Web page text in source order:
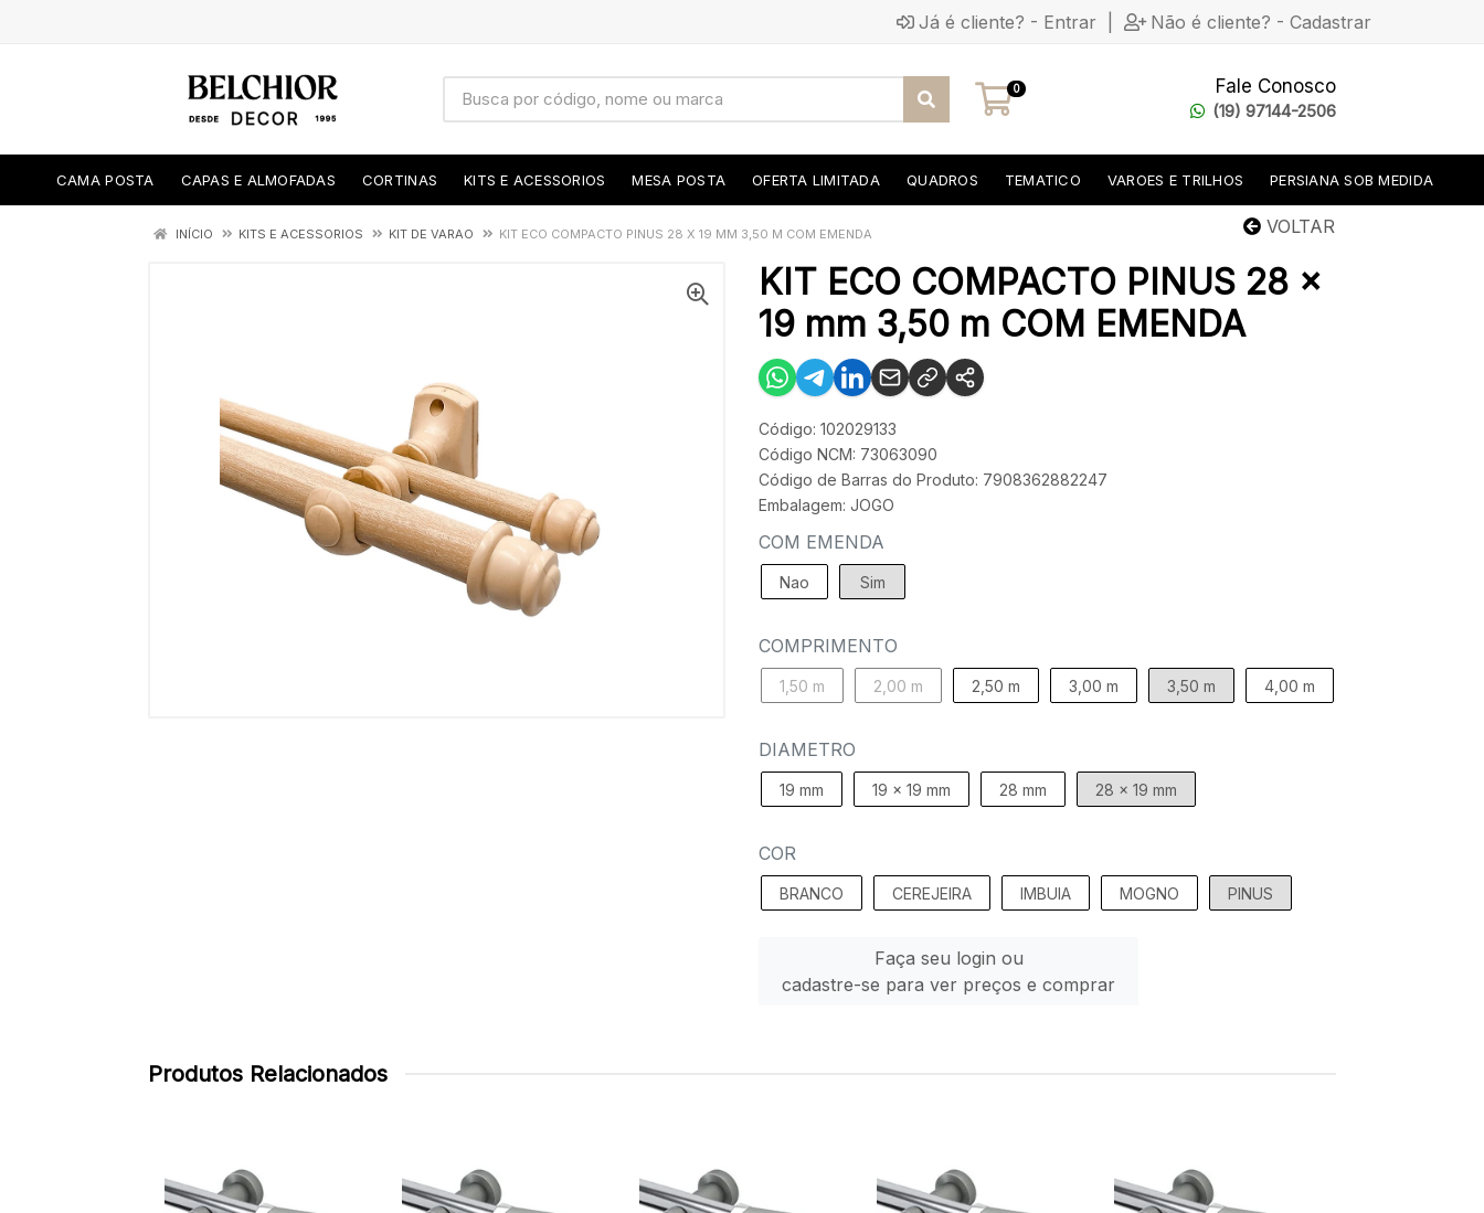
Já é cliente? - Entrar Não é cliente? - Cadastrar
0 Fale Conosco
(19) 97144-2506
CAMA POSTA CAPAS E ALMOFADAS CORTINAS KITS E ACESSORIOS MESA POSTA OFERTA LIMITADA QUADROS TEMATICO VAROES E TRILHOS PERSIANA SOB MEDIDA
VOLTAR
INÍCIO KITS E ACESSORIOS KIT DE VARAO KIT ECO COMPACTO PINUS 28 X 19 MM 3,50 M COM EMENDA
KIT ECO COMPACTO PINUS 28 x
19 mm 3,50 m COM EMENDA
Código: 102029133
Código NCM: 73063090
Código de Barras do Produto: 7908362882247
Embalagem: JOGO
COM EMENDA
Nao Sim
COMPRIMENTO
1,50 m 2,00 m 2,50 m 3,00 m 3,50 m 4,00 m
DIAMETRO
19 mm 19 x 19 mm 28 mm 28 x 19 mm
COR
BRANCO CEREJEIRA IMBUIA MOGNO PINUS
Faça seu login ou
cadastre-se para ver preços e comprar
Produtos Relacionados